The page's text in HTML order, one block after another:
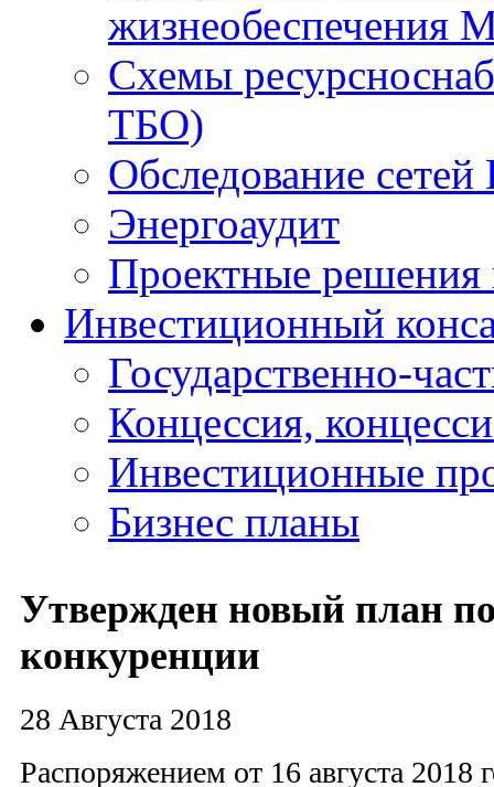
жизнеобеспечения
Схемы
ТБО)
Обследование
Энергоаудит
Проектные решения
Инвестиционный
Государственно-
Концессия,
Инвестиционные
Бизнес планы
Утвержден новый план
конкуренции
28 Августа 2018
Распоряжением от 16 августа 2018